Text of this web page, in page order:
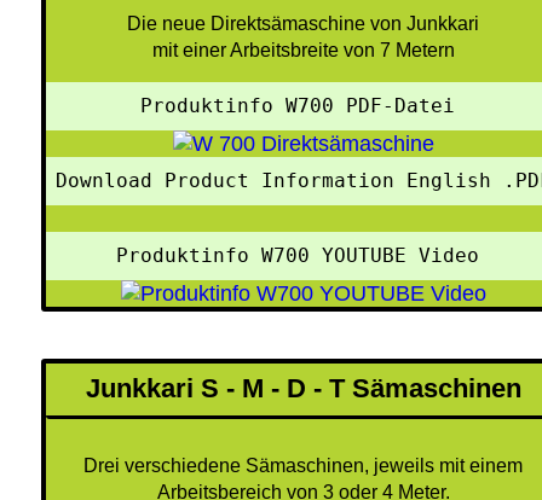
Die neue Direktsämaschine von Junkkari
mit einer Arbeitsbreite von 7 Metern
Produktinfo W700 PDF-Datei
Download Product Information English
Produktinfo W700 YOUTUBE Video
Junkkari S - M - D - T Sämaschinen
Drei verschiedene Sämaschinen, jeweils mit einem
Arbeitsbereich von 3 oder 4 Meter.